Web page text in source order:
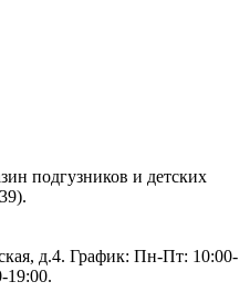
подгузников и детских
д.4. График: Пн-Пт: 10:00-
19:00.